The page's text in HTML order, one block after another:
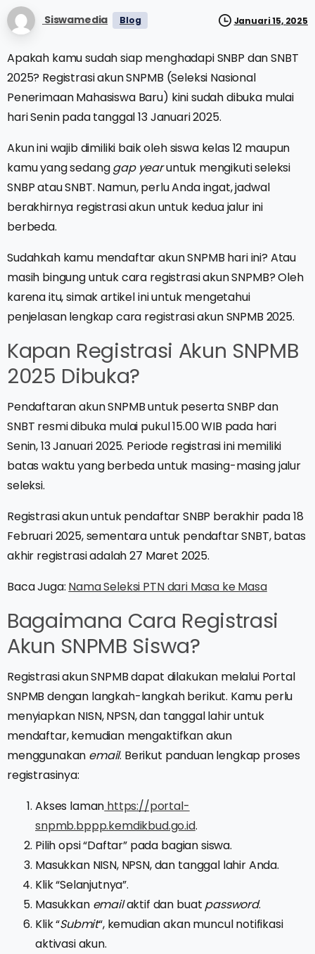
Siswamedia Blog Januari 15, 2025
Apakah kamu sudah siap menghadapi SNBP dan SNBT
2025? Registrasi akun SNPMB (Seleksi Nasional
Penerimaan Mahasiswa Baru) kini sudah dibuka mulai
hari Senin pada tanggal 13 Januari 2025.
Akun ini wajib dimiliki baik oleh siswa kelas 12 maupun
kamu yang sedanggap yearuntuk mengikuti seleksi
SNBP atau SNBT. Namun, perlu Anda ingat, jadwal
berakhirnya registrasi akun untuk kedua jalur ini
berbeda.
Sudahkah kamu mendaftar akun SNPMB hari ini? Atau
masih bingung untuk cara registrasi akun SNPMB? Oleh
karena itu, simak artikel ini untuk mengetahui
penjelasan lengkap cara registrasi akun SNPMB 2025.
Kapan Registrasi Akun SNPMB
2025 Dibuka?
Pendaftaran akun SNPMB untuk peserta SNBP dan
SNBT resmi dibuka mulai pukul 15.00 WIB pada hari
Senin, 13 Januari 2025. Periode registrasi ini memiliki
batas waktu yang berbeda untuk masing-masing jalur
seleksi.
Registrasi akun untuk pendaftar SNBP berakhir pada 18
Februari 2025, sementara untuk pendaftar SNBT, batas
akhir registrasi adalah 27 Maret 2025.
Baca Juga: Nama Seleksi PTN dari Masa ke Masa
Bagaimana Cara Registrasi
Akun SNPMB Siswa?
Registrasi akun SNPMB dapat dilakukan melalui Portal
SNPMB dengan langkah-langkah berikut. Kamu perlu
menyiapkan NISN, NPSN, dan tanggal lahir untuk
mendaftar, kemudian mengaktifkan akun
menggunakan email. Berikut panduan lengkap proses
registrasinya:
Akses laman https://portal-
snpmb.bppp.kemdikbud.go.id.
Pilih opsi “Daftar” pada bagian siswa.
Masukkan NISN, NPSN, dan tanggal lahir Anda.
Klik “Selanjutnya”.
Masukkan emailaktif dan buat password.
Klik “Submit“, kemudian akan muncul notifikasi
aktivasi akun.